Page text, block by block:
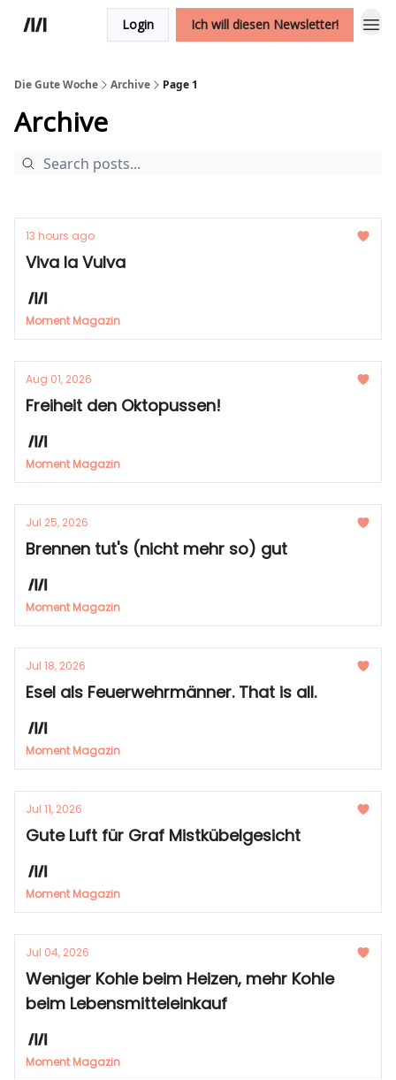
Login Ich will diesen Newsletter!
Die Gute Woche Archive Page 1
Archive
13 hours ago
Viva la Vulva
Moment Magazin
Aug 01, 2026
Freiheit den Oktopussen!
Moment Magazin
Jul 25, 2026
Brennen tut's (nicht mehr so) gut
Moment Magazin
Jul 18, 2026
Esel als Feuerwehrmänner. That is all.
Moment Magazin
Jul 11, 2026
Gute Luft für Graf Mistkübelgesicht
Moment Magazin
Jul 04, 2026
Weniger Kohle beim Heizen, mehr Kohle
beim Lebensmitteleinkauf
Moment Magazin